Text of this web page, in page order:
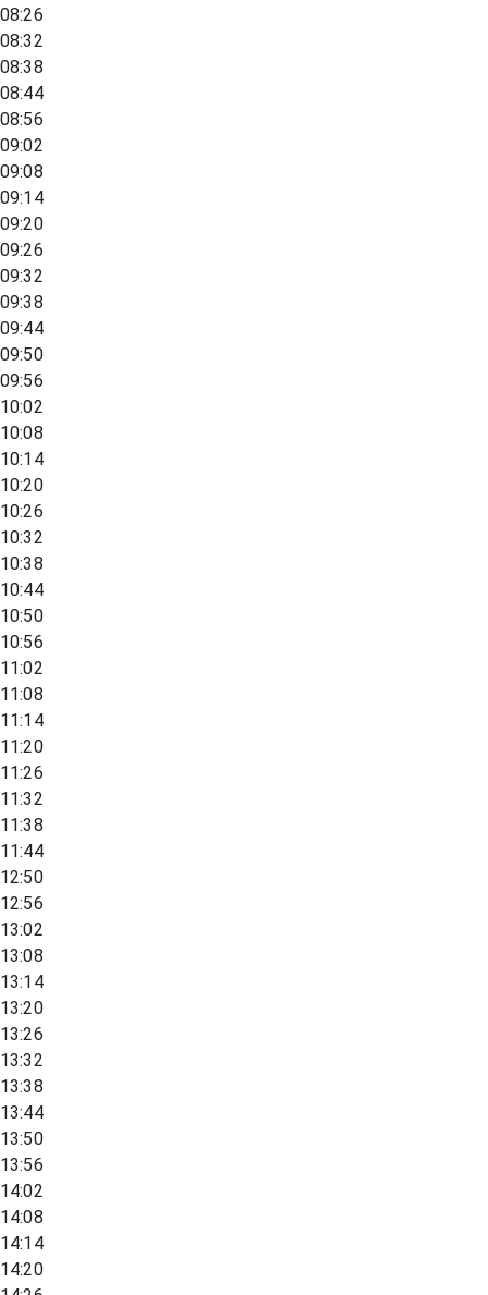
08:26
08:32
08:38
08:44
08:56
09:02
09:08
09:14
09:20
09:26
09:32
09:38
09:44
09:50
09:56
10:02
10:08
10:14
10:20
10:26
10:32
10:38
10:44
10:50
10:56
11:02
11:08
11:14
11:20
11:26
11:32
11:38
11:44
12:50
12:56
13:02
13:08
13:14
13:20
13:26
13:32
13:38
13:44
13:50
13:56
14:02
14:08
14:14
14:20